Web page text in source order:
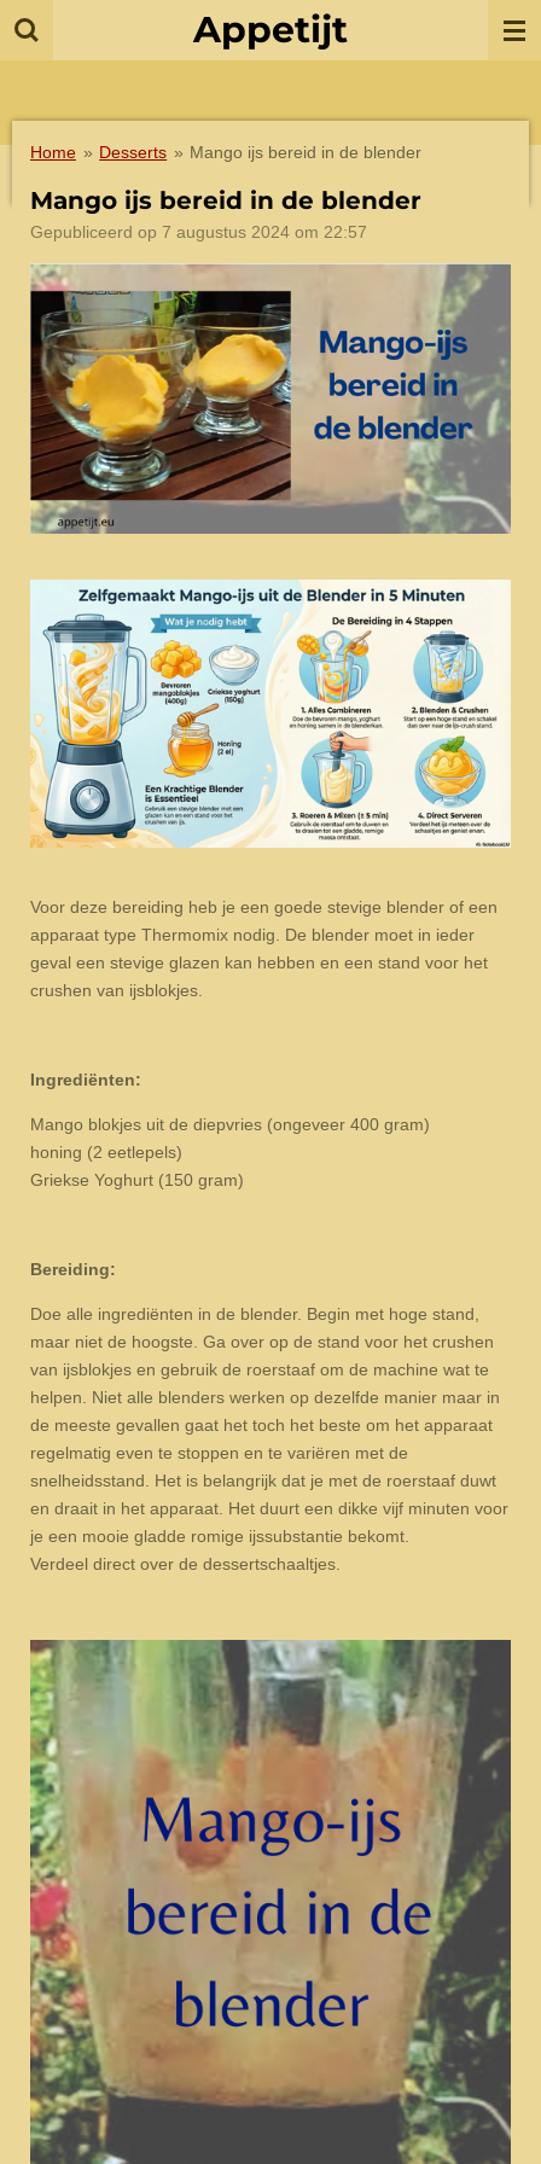
Ga
Appetijt
Home » Desserts » Mango ijs bereid in de blender
Mango ijs bereid in de blender
Gepubliceerd op 7 augustus 2024 om 22:57
Voor deze bereiding heb je een goede stevige blender of een
apparaat type Thermomix nodig. De blender moet in ieder
geval een stevige glazen kan hebben en een stand voor het
crushen van ijsblokjes.
Ingrediënten:
Mango blokjes uit de diepvries (ongeveer 400 gram)
honing (2 eetlepels)
Griekse Yoghurt (150 gram)
Bereiding:
Doe alle ingrediënten in de blender. Begin met hoge stand,
maar niet de hoogste. Ga over op de stand voor het crushen
van ijsblokjes en gebruik de roerstaaf om de machine wat te
helpen. Niet alle blenders werken op dezelfde manier maar in
de meeste gevallen gaat het toch het beste om het apparaat
regelmatig even te stoppen en te variëren met de
snelheidsstand. Het is belangrijk dat je met de roerstaaf duwt
en draait in het apparaat. Het duurt een dikke vijf minuten voor
je een mooie gladde romige ijssubstantie bekomt.
Verdeel direct over de dessertschaaltjes.